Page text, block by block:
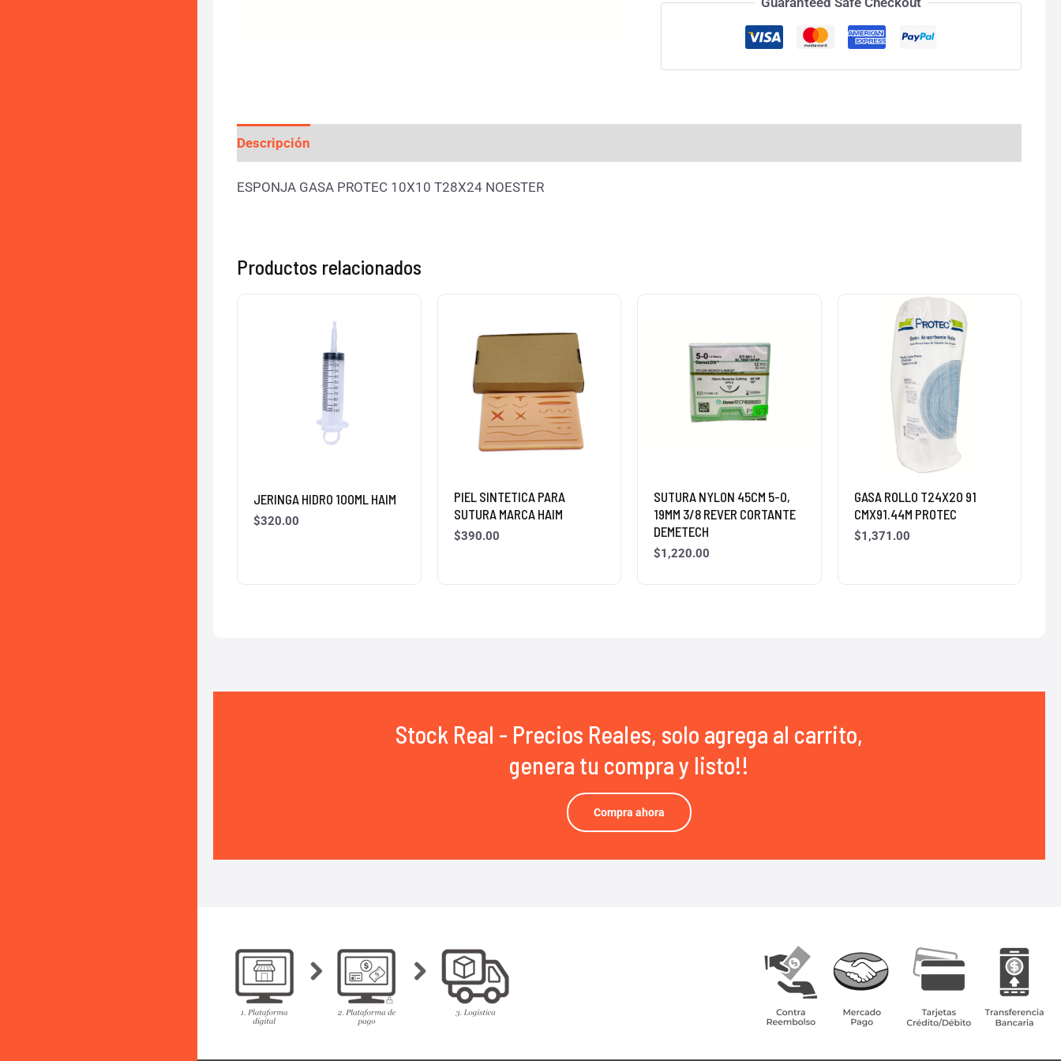
Descripción
ESPONJA GASA PROTEC 10X10 T28X24 NOESTER
Productos relacionados
JERINGA HIDRO 100ML HAIM
$320.00
PIEL SINTETICA PARA
SUTURA MARCA HAIM
$390.00
SUTURA NYLON 45CM 5-0,
19MM 3/8 REVER CORTANTE
DEMETECH
$1,220.00
GASA ROLLO T24X20 91
CMX91.44M PROTEC
$1,371.00
Stock Real - Precios Reales, solo agrega al carrito,
genera tu compra y listo!!
Compra ahora